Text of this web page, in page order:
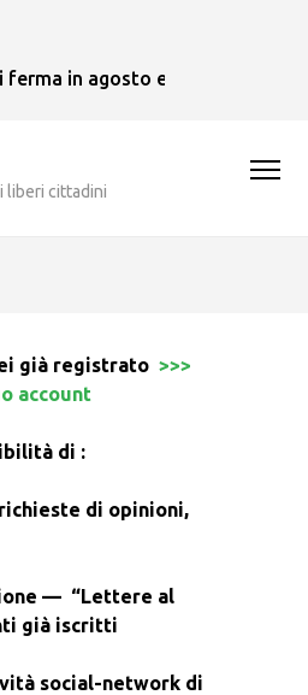
ferma in agosto e ritornerà in
liberi cittadini
già registrato >>>
account
di :
di opinioni,
— “Lettere al
già iscritti
social-network di